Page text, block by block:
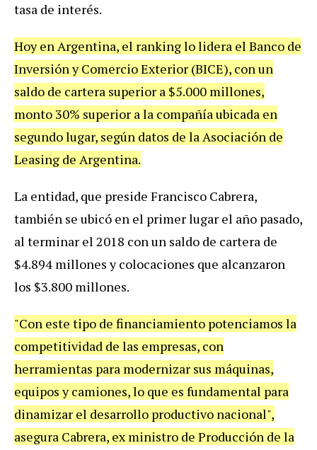
tasa de interés.
Hoy enArgentina, el rankinglolidera el Banco de
Inversióny ComercioExterior (BICE), conun
saldo de cartera superior a $5.000 millones,
monto 30% superior ala compañíaubicada en
segundolugar, según datos de laAsociación de
Leasing de Argentina.
La entidad, que preside Francisco Cabrera,
también se ubicó en el primerlugar el año pasado,
al terminar el 2018 conun saldo de cartera de
$4.894 millones y colocaciones que alcanzaron
los $3.800 millones.
"Con este tipo de financiamiento potenciamos la
competitividad de las empresas, con
herramientas para modernizar sus máquinas,
equipos y camiones,lo que es fundamental para
dinamizar el desarrollo productivo nacional",
asegura Cabrera, ex ministro de Producción de la